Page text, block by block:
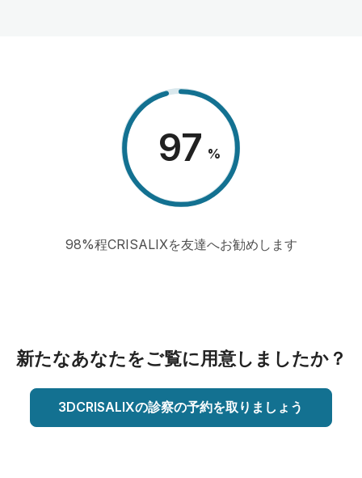
98 %
98%程CRISALIXを友達へお勧めします
新たなあなたをご覧に用意しましたか？
3DCRISALIXの診察の予約を取りましょう